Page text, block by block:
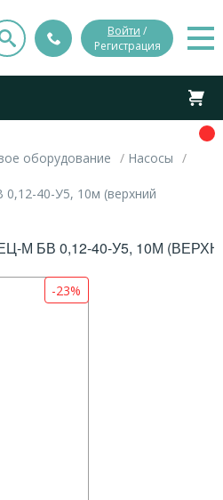
Войти /
Регистрация
оборудование
Насосы
40-У5, 10м (верхний
М БВ 0,12-40-У5, 10М
-23%